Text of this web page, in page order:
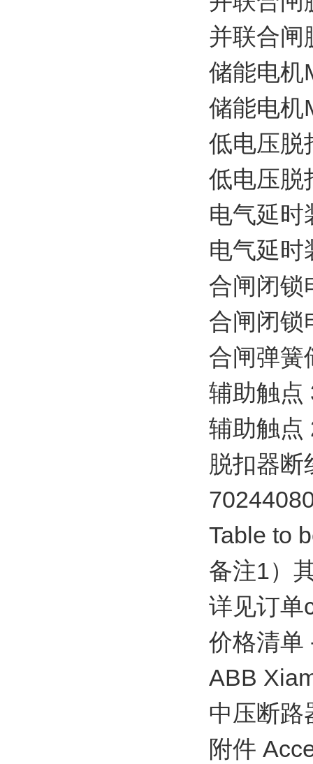
并联合闸
储能电机
储能电机
低电压脱
低电压脱
电气延时
电气延时
合闸闭锁
合闸闭锁
合闸弹簧
辅助触点
辅助触点
脱扣器断
Table to
备注1）
详见订单
价格清单
ABB
中压断路
附件